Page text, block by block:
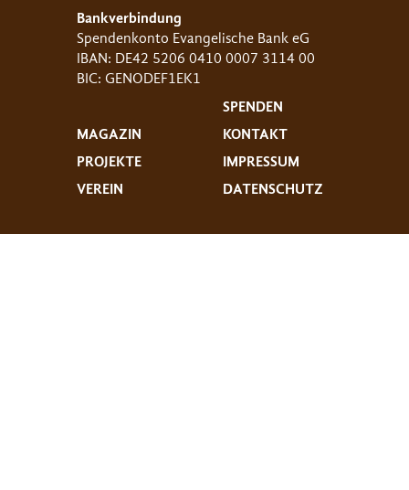
Bankverbindung
Spendenkonto Evangelische Bank eG
IBAN: DE42 5206 0410 0007 3114 00
BIC: GENODEF1EK1
MAGAZIN
PROJEKTE
VEREIN
SPENDEN
KONTAKT
IMPRESSUM
DATENSCHUTZ